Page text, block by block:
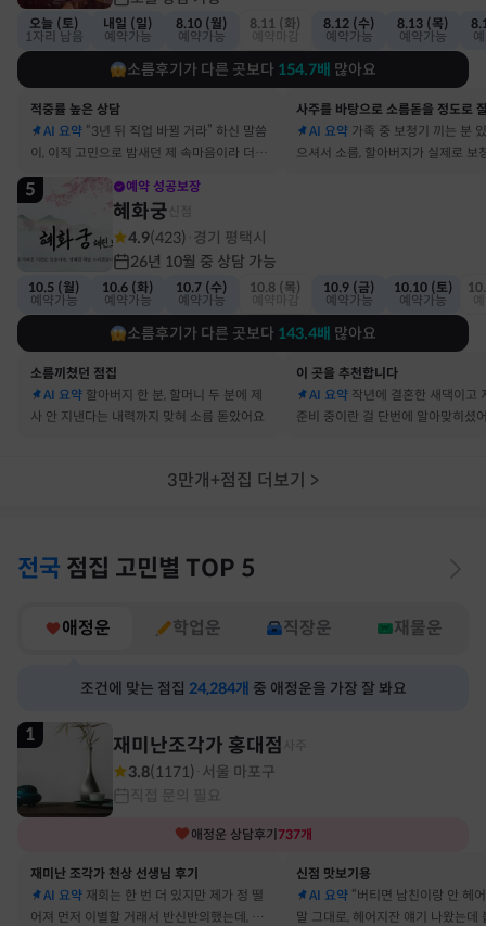
오늘 (토)
1자리 남음
내일 (일)
예약가능
8.10 (월)
예약가능
8.11 (화)
8.12 (수)
예약가능
8.13 (목)
예약가능
소름후기가 다른 곳보다 154.7배 많아요
적중률 높은 상담
AI 요약 “3년 뒤 직업 바뀔 거라” 하신 말씀
이, 이직 고민으로 밤새던 제 속마음이라 더 신
기했어요
AI 요약 가족 중 보청기 끼는 분
으셔서 소름, 할아버지가 실제로 보
5 예약 성공보장
혜화궁
4.9(423) 경기 평택시
26년 10월 중 상담 가능
10.5 (월)
예약가능
10.6 (화)
예약가능
10.7 (수)
예약가능
10.8 (목)
10.9 (금)
예약가능
10.10 (토)
예약가능
소름후기가 다른 곳보다 143.4배 많아요
소름끼쳤던 점집
AI 요약 할아버지 한 분, 할머니 두 분에 제
사 안 지낸다는 내력까지 맞혀 소름 돋았어요
이 곳을 추천합니다
AI 요약 작년에 결혼한 새댁이고
준비 중이란 걸 단번에 알아맞히셨
3만개+점집 더보기 >
전국 점집 고민별 TOP 5
애정운 학업운 직장운 재물운
조건에 맞는 점집 24,284개 중 애정운을 가장 잘 봐요
1 재미난조각가 홍대점
3.8(1171) 서울 마포구
애정운 상담후기 737개
재미난 조각가 천상 선생님 후기
AI 요약 재회는 한 번 더 있지만 제가 정 떨
어져 먼저 이별할 거래서 반신반의했는데, 정
신점 맛보기용
AI 요약 “버티면 남친이랑 안 헤
말 그대로, 헤어지잔 얘기 나왔는데